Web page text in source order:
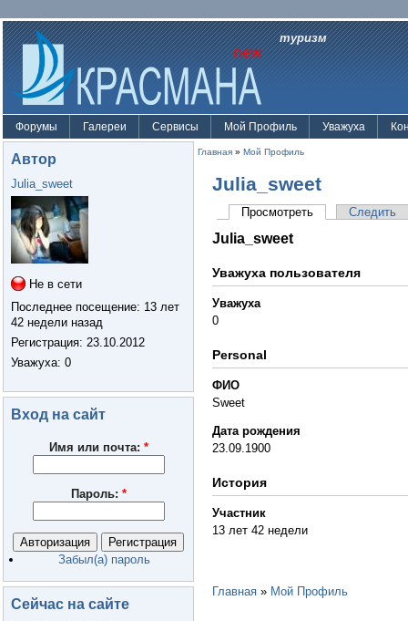
туризм
Форумы Галереи Сервисы Мой Профиль Уважуха
Автор
Julia_sweet
Не в сети
Последнее посещение: 13 лет
42 недели назад
Регистрация: 23.10.2012
Уважуха: 0
Вход на сайт
Имя или почта: *
Пароль: *
Забыл(а) пароль
Сейчас на сайте
Главная » Мой Профиль
Julia_sweet
Просмотреть Следить
Julia_sweet
Уважуха пользователя
Уважуха
0
Personal
ФИО
Sweet
Дата рождения
23.09.1900
История
Участник
13 лет 42 недели
Главная » Мой Профиль